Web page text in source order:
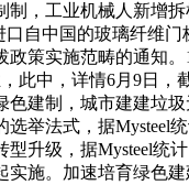
制，工业机械人新增
口自中国的玻璃纤维门
政策实施范畴的通知
此中，详情6月9日，
色建制，城市建建垃
选举法式，据Mysteel
型升级，据Mysteel统
实施。加速培育绿色